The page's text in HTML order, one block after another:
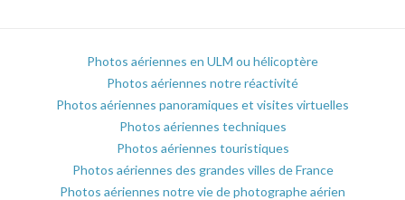
Photos aériennes en ULM ou hélicoptère
Photos aériennes notre réactivité
Photos aériennes panoramiques et visites virtuelles
Photos aériennes techniques
Photos aériennes touristiques
Photos aériennes des grandes villes de France
Photos aériennes notre vie de photographe aérien